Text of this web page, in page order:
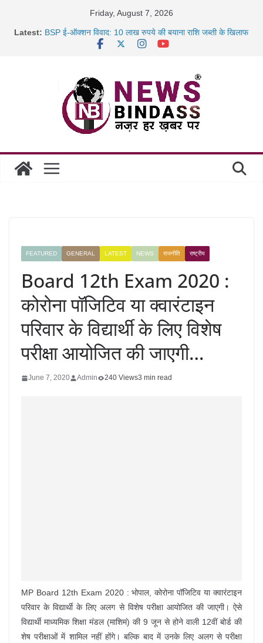
Friday, August 7, 2026
Latest: BSP ई-ऑक्शन विवाद: 10 लाख रुपये की बयाना राशि जब्ती के खिलाफ
साइबर ठगी पर दुर्ग पुलिस का बड़ा एक्शन: 13 म्यूल बैंक खाताधारक
गिरफ्तार
FEATURED GENERAL LATEST NEWS राजनीति राष्ट्रीय
Board 12th Exam 2020 :
कोरोना पॉजिटिव या क्वारंटाइन
परिवार के विद्यार्थी के लिए विशेष
परीक्षा आयोजित की जाएगी…
June 7, 2020 Admin 240 Views3 min read
MP Board 12th Exam 2020 : भोपाल, कोरोना पॉजिटिव या क्वारंटाइन
परिवार के विद्यार्थी के लिए अलग से विशेष परीक्षा आयोजित की जाएगी। ऐसे
विद्यार्थी माध्यमिक शिक्षा मंडल (माशिमं) की 9 जून से होने वाली 12वीं बोर्ड की
शेष परीक्षाओं में शामिल नहीं होंगे। बल्कि बाद में उनके लिए अलग से परीक्षा